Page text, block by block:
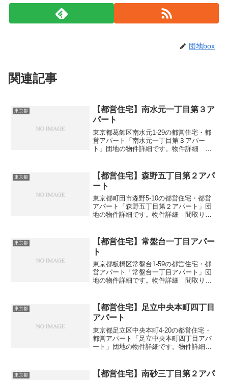
団地box
関連記事
東京都
【都営住宅】南水元一丁目第３ア
パート
東京都葛飾区南水元1-29の都営住宅・都
営アパート「南水元一丁目第３アパー
ト」団地の物件詳細です。物件詳細 間
29間取り1DK-3DK広さ・面積36-63㎡建設
年度築...
東京都
【都営住宅】森野五丁目第２アパ
ート
東京都町田市森野5-10の都営住宅・都営
アパート「森野五丁目第２アパート」団
地の物件詳細です。物件詳細 間取り・
2DK-4DK広さ・面積54-77㎡建設年度築年
数19...
東京都
【都営住宅】常盤台一丁目アパー
ト
東京都板橋区常盤台1-59の都営住宅・都
営アパート「常盤台一丁目アパート」団
地の物件詳細です。物件詳細 間取り・
2DK-3DK広さ・面積36-56㎡建設年度築年
数19...
東京都
【都営住宅】足立中央本町四丁目
アパート
東京都足立区中央本町4-20の都営住宅・
都営アパート「足立中央本町四丁目アパ
ート」団地の物件詳細です。物件詳細
本町4-20間取り2DK-3DK広さ・面積33-42
東京都
【都営住宅】南砂三丁目第２アパ